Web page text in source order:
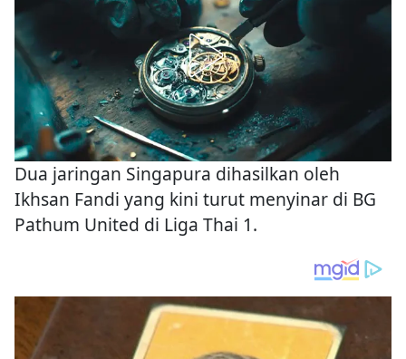
Dua jaringan Singapura dihasilkan oleh
Ikhsan Fandi yang kini turut menyinar di BG
Pathum United di Liga Thai 1.